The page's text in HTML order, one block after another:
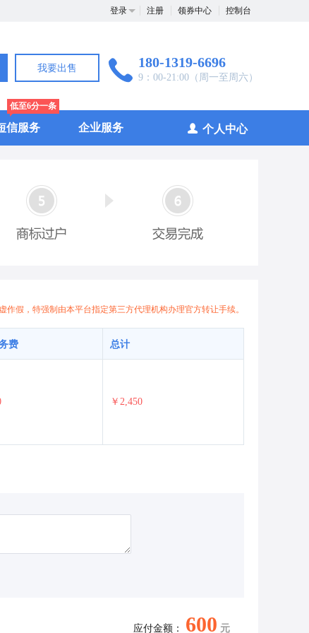
登录 注册 领券中心 控制台
我要出售 180-1319-6696
9：00-21:00（周一至周六）
信服务
低至6分一条
企业服务 个人中心
假，特强制由本平台指定第三方代理机构办理官方转让手续。
费 总计
￥2,450
应付金额： 600 元